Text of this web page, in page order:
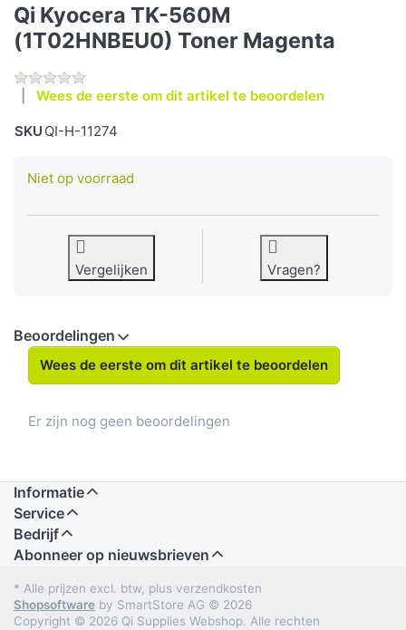
Qi Kyocera TK-560M
(1T02HNBEU0) Toner Magenta
Wees de eerste om dit artikel te beoordelen
SKU QI-H-11274
Niet op voorraad
Vergelijken Vragen?
Beoordelingen
Wees de eerste om dit artikel te beoordelen
Er zijn nog geen beoordelingen
Informatie
Service
Bedrijf
Abonneer op nieuwsbrieven
* Alle prijzen excl. btw, plus verzendkosten
Shopsoftware by SmartStore AG © 2026
Copyright © 2026 Qi Supplies Webshop. Alle rechten